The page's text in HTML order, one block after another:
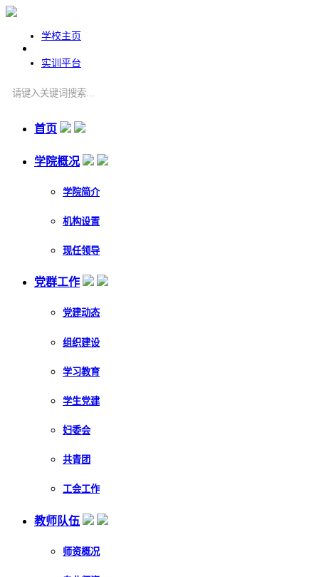
学校主页
实训平台
首页
学院概况
学院简介
机构设置
现任领导
党群工作
党建动态
组织建设
学习教育
学生党建
妇委会
共青团
工会工作
教师队伍
师资概况